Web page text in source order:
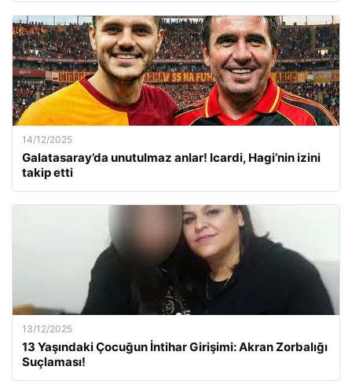
14/12/2025
Galatasaray’da unutulmaz anlar! Icardi, Hagi’nin izini
takip etti
13/12/2025
13 Yaşındaki Çocuğun İntihar Girişimi: Akran Zorbalığı
Suçlaması!